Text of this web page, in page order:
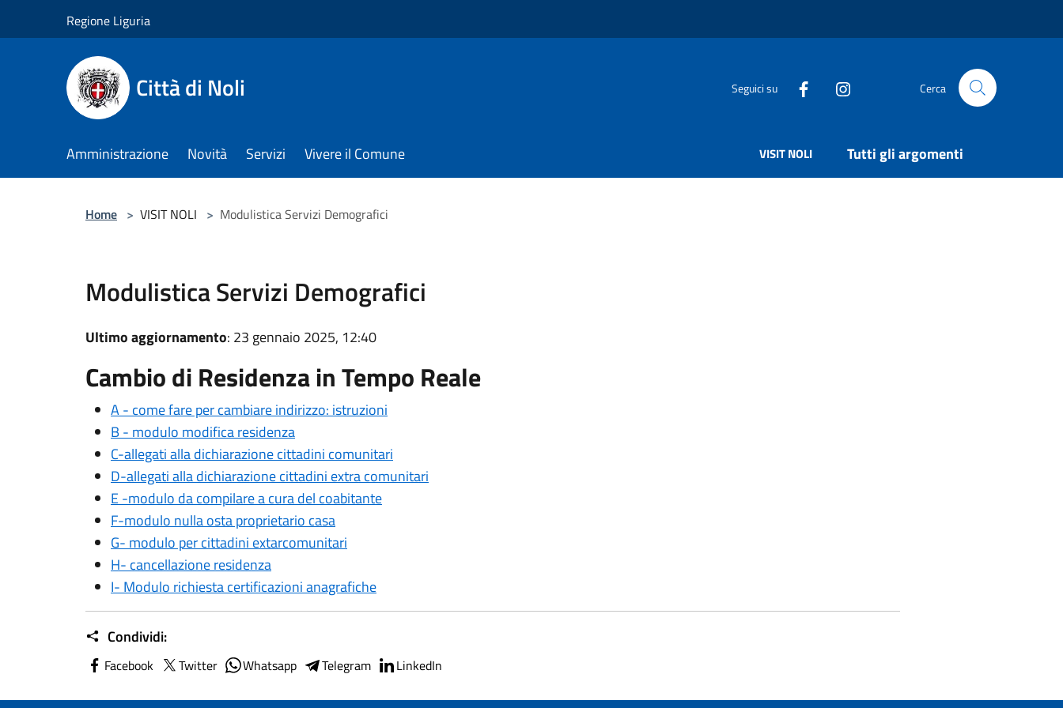
Regione Liguria
Città di Noli Seguici su Cerca
Amministrazione Novità Servizi Vivere il Comune VISIT NOLI Tutti gli argomenti
Home > VISIT NOLI > Modulistica Servizi Demografici
Modulistica Servizi Demografici
Ultimo aggiornamento: 23 gennaio 2025, 12:40
Cambio di Residenza in Tempo Reale
A - come fare per cambiare indirizzo: istruzioni
B - modulo modifica residenza
C-allegati alla dichiarazione cittadini comunitari
D-allegati alla dichiarazione cittadini extra comunitari
E -modulo da compilare a cura del coabitante
F-modulo nulla osta proprietario casa
G- modulo per cittadini extarcomunitari
H- cancellazione residenza
I- Modulo richiesta certificazioni anagrafiche
Condividi:
Facebook Twitter Whatsapp Telegram LinkedIn